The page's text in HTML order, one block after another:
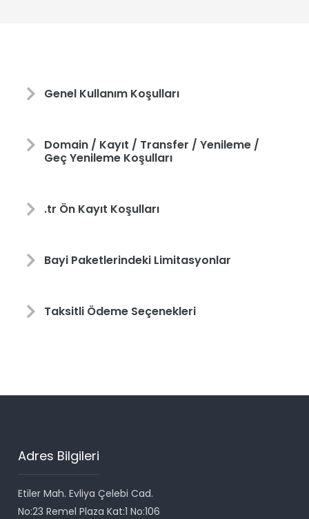
Genel Kullanım Koşulları
Domain / Kayıt / Transfer / Yenileme /
Geç Yenileme Koşulları
.tr Ön Kayıt Koşulları
Bayi Paketlerindeki Limitasyonlar
Taksitli Ödeme Seçenekleri
Adres Bilgileri
Etiler Mah. Evliya Çelebi Cad.
No:23 Remel Plaza Kat:1 No:106